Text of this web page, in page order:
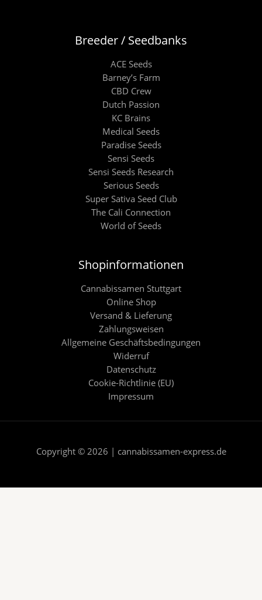
Breeder / Seedbanks
ACE Seeds
Barney’s Farm
CBD Crew
Dutch Passion
KC Brains
Medical Seeds
Paradise Seeds
Sensi Seeds
Sensi Seeds Research
Serious Seeds
Super Sativa Seed Club
The Cali Connection
World of Seeds
Shopinformationen
Cannabissamen Stuttgart
Online Shop
Versand & Lieferung
Zahlungsweisen
Allgemeine Geschäftsbedingungen
Widerruf
Datenschutz
Cookie-Richtlinie (EU)
Impressum
Copyright © 2026 | cannabissamen-express.de